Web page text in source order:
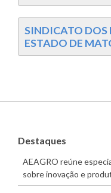
SINDICATO DOS
ESTADO DE
Destaques
AEAGRO reúne
sobre inovação e